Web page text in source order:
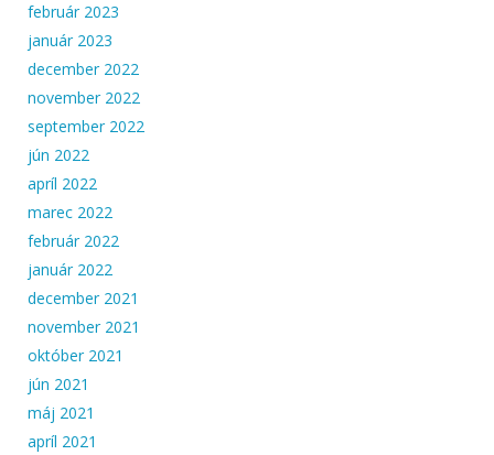
február 2023
január 2023
december 2022
november 2022
september 2022
jún 2022
apríl 2022
marec 2022
február 2022
január 2022
december 2021
november 2021
október 2021
jún 2021
máj 2021
apríl 2021